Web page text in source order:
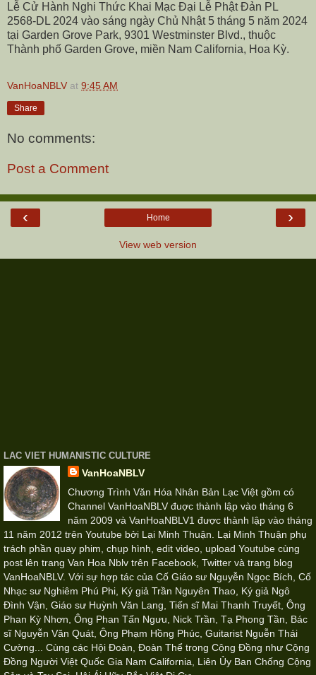
Lễ Cử Hành Nghi Thức Khai Mạc Đại Lễ Phật Đản PL
2568-DL 2024 vào sáng ngày Chủ Nhật 5 tháng 5 năm 2024
tại Garden Grove Park, 9301 Westminster Blvd., thuộc
Thành phố Garden Grove, miền Nam California, Hoa Kỳ.
VanHoaNBLV at 9:45 AM
Share
No comments:
Post a Comment
‹ ›
Home
View web version
LAC VIET HUMANISTIC CULTURE
VanHoaNBLV
Chương Trình Văn Hóa Nhân Bản Lạc Việt gồm có
Channel VanHoaNBLV đuợc thành lập vào tháng 6
năm 2009 và VanHoaNBLV1 được thành lập vào tháng
11 năm 2012 trên Youtube bởi Lại Minh Thuận. Lại Minh Thuận phụ
trách phần quay phim, chụp hình, edit video, upload Youtube cùng
post lên trang Van Hoa Nblv trên Facebook, Twitter và trang blog
VanHoaNBLV. Với sự hợp tác của Cố Giáo sư Nguyễn Ngọc Bích, Cố
Nhạc sư Nghiêm Phú Phi, Ký giả Trần Nguyên Thao, Ký giả Ngô
Đình Vận, Giáo sư Huỳnh Văn Lang, Tiến sĩ Mai Thanh Truyết, Ông
Phan Kỳ Nhơn, Ông Phan Tấn Ngưu, Nick Trần, Tạ Phong Tần, Bác
sĩ Nguyễn Văn Quát, Ông Phạm Hồng Phúc, Guitarist Nguễn Thái
Cường... Cùng các Hội Đoàn, Đoàn Thể trong Cộng Đồng như Cộng
Đồng Người Việt Quốc Gia Nam California, Liên Ủy Ban Chống Cộng